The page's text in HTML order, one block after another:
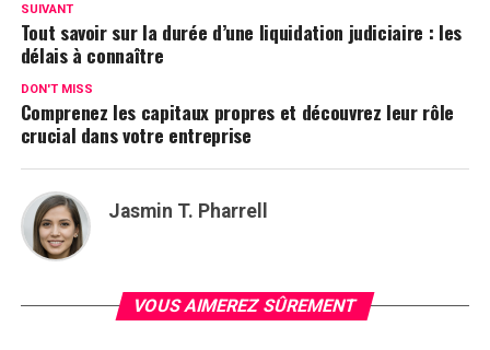
SUIVANT
Tout savoir sur la durée d’une liquidation judiciaire : les
délais à connaître
DON'T MISS
Comprenez les capitaux propres et découvrez leur rôle
crucial dans votre entreprise
Jasmin T. Pharrell
VOUS AIMEREZ SÛREMENT